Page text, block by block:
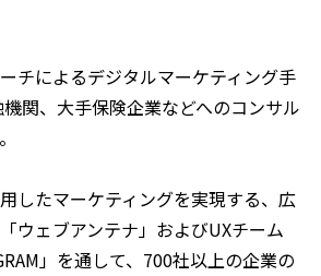
チによるデジタルマーケティング手
関、大手保険企業などへのコンサル
したマーケティングを実現する、広
ウェブアンテナ」およびUXチーム
」を通して、700社以上の企業の